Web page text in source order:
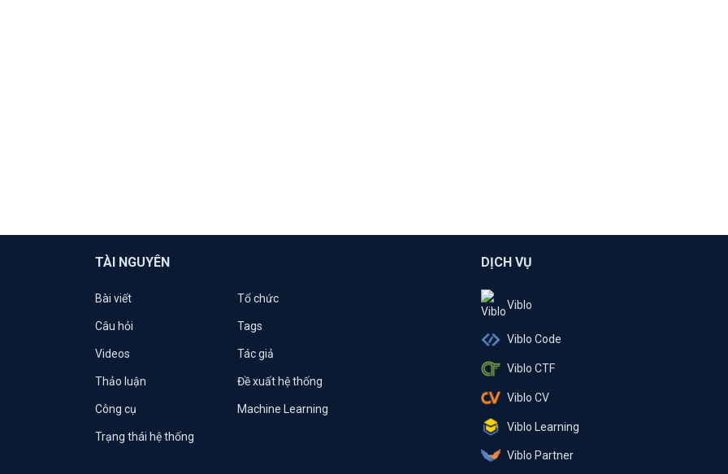
TÀI NGUYÊN
Bài viết Tổ chức
Câu hỏi Tags
Videos Tác giả
Thảo luận Đề xuất hệ thống
Công cụ Machine Learning
Trạng thái hệ thống
DỊCH VỤ
Viblo
Viblo Code
Viblo CTF
Viblo CV
Viblo Learning
Viblo Partner